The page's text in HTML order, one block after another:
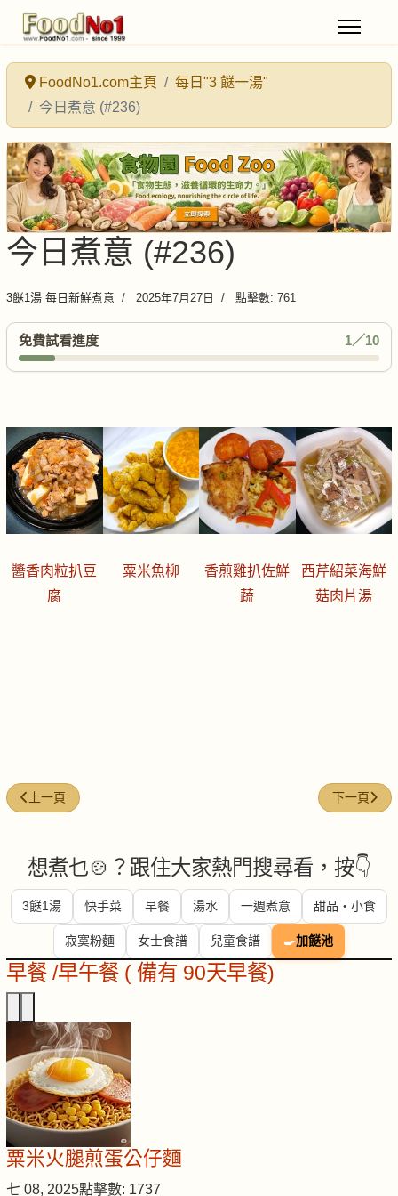
FoodNo1.com主頁
每日"3 餸一湯"
今日煮意 (#236)
今日煮意 (#236)
3餸1湯 每日新鮮煮意 2025年7月27日 點擊數: 761
免費試看進度 1／10
醬香肉粒扒豆
腐
粟米魚柳
香煎雞扒佐鮮
蔬
西芹紹菜海鮮
菇肉片湯
上一篇文章: 今日煮意 (#235)
上一頁 下一篇文
下一頁
想煮乜🍲？跟住大家熱門搜尋看，按👇
3餸1湯 快手菜 早餐 湯水 一週煮意 甜品・小食
寂寞粉麵 女士食譜 兒童食譜 🍳加餸池
早餐 /早午餐 ( 備有 90天早餐)
粟米火腿煎蛋公仔麵
七 08, 2025點擊數: 1737